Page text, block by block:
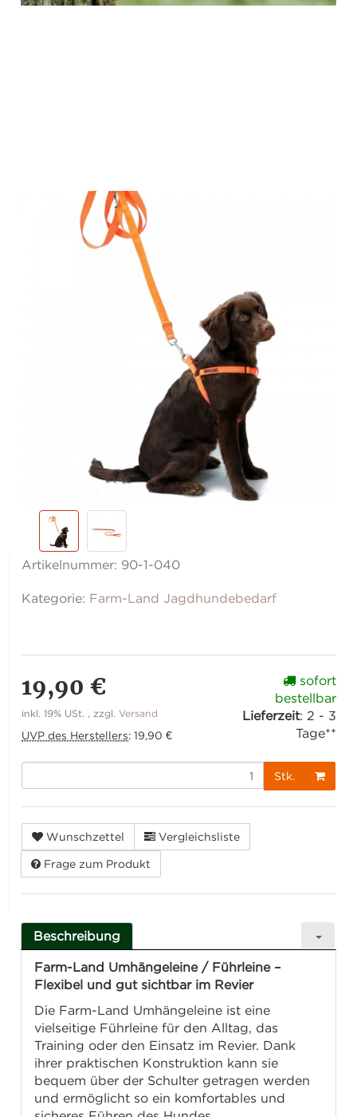
Artikelnummer: 90-1-040
Kategorie: Farm-Land Jagdhundebedarf
19,90 €
inkl. 19% USt. , zzgl.Versand
UVP des Herstellers:19,90 €
sofort
bestellbar
Lieferzeit: 2 - 3
Tage**
Stk.
Wunschzettel Vergleichsliste
Frage zum Produkt
Beschreibung
Farm-Land Umhängeleine / Führleine –
Flexibel und gut sichtbar im Revier
Die Farm-Land Umhängeleine ist eine
vielseitige Führleine für den Alltag, das
Training oder den Einsatz im Revier. Dank
ihrer praktischen Konstruktion kann sie
bequem über der Schulter getragen werden
und ermöglicht so ein komfortables und